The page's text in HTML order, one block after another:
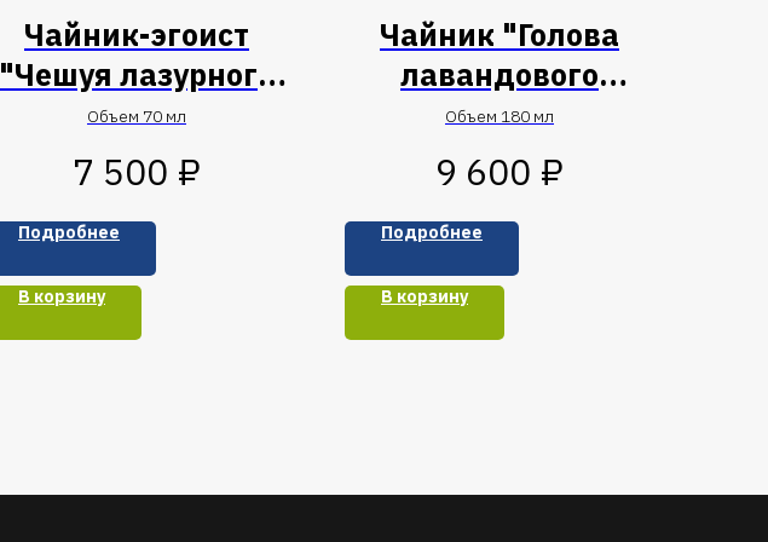
Чайник-эгоист
"Чешуя лазурного
дракона"
Объем 70 мл
7 500 ₽
Подробнее
В корзину
Чайник "Голова
лавандового
дракона"
Объем 180 мл
9 600 ₽
Подробнее
В корзину